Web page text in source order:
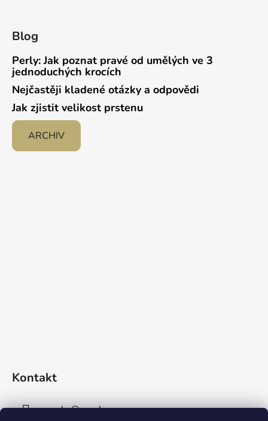
Blog
Perly: Jak poznat pravé od umělých ve 3
jednoduchých krocích
Nejčastěji kladené otázky a odpovědi
Jak zjistit velikost prstenu
ARCHIV
Kontakt
sperky@sperky-nm.cz